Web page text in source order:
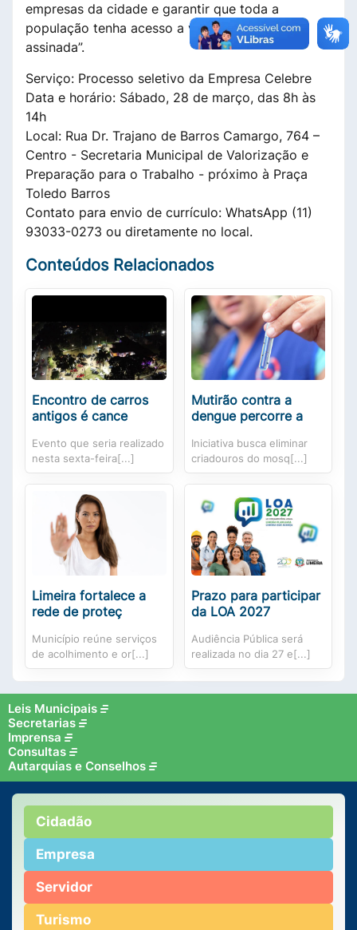
empresas da cidade e garantir que toda a
população tenha acesso a vagas com carteira
assinada”.
Serviço: Processo seletivo da Empresa Celebre
Data e horário: Sábado, 28 de março, das 8h às
14h
Local: Rua Dr. Trajano de Barros Camargo, 764 –
Centro - Secretaria Municipal de Valorização e
Preparação para o Trabalho - próximo à Praça
Toledo Barros
Contato para envio de currículo: WhatsApp (11)
93033-0273 ou diretamente no local.
Conteúdos Relacionados
Encontro de carros
antigos é cance
Evento que seria realizado
nesta sexta-feira[...]
Mutirão contra a
dengue percorre a
Iniciativa busca eliminar
criadouros do mosq[...]
Limeira fortalece a
rede de proteç
Município reúne serviços
de acolhimento e or[...]
Prazo para participar
da LOA 2027
Audiência Pública será
realizada no dia 27 e[...]
Leis Municipais
Secretarias
Imprensa
Consultas
Autarquias e Conselhos
Cidadão
Empresa
Servidor
Turismo